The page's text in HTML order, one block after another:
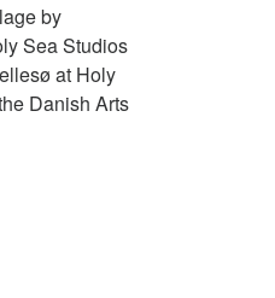
by
Sea Studios
at Holy
Danish Arts